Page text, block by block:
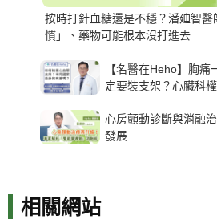
按時打針血糖還是不穩？潘廸智
慣」、藥物可能根本沒打進去
【名醫在Heho】胸
定要裝支架？心臟科
心房顫動診斷與消融
發展
相關網站